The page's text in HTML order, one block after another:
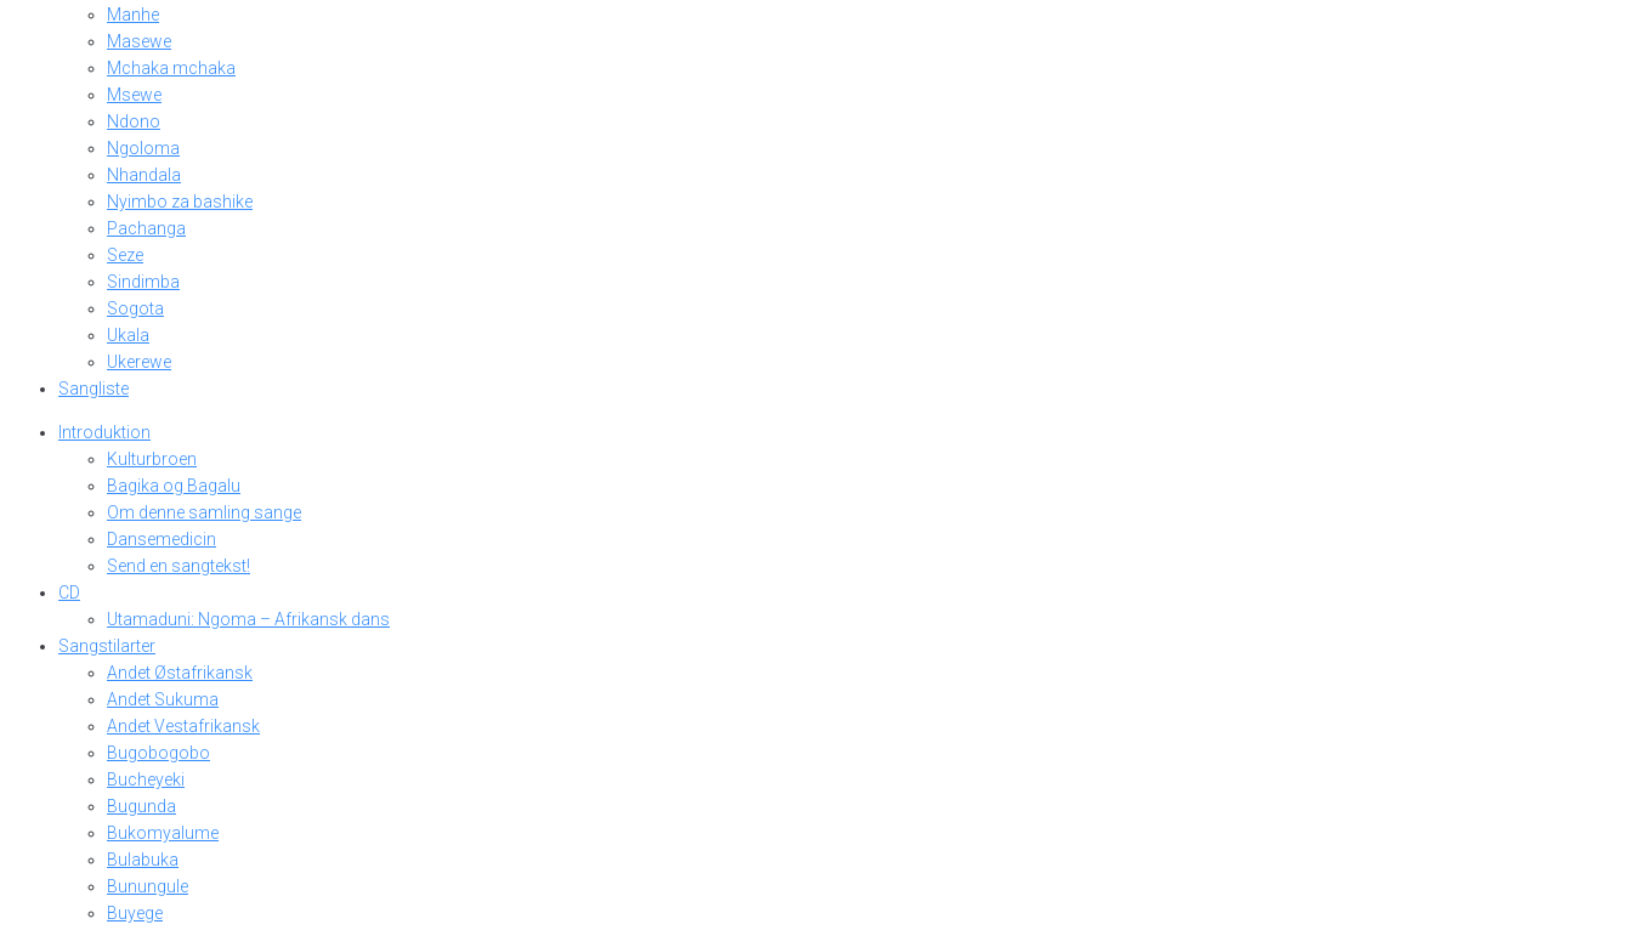
Manhe
Masewe
Mchaka mchaka
Msewe
Ndono
Ngoloma
Nhandala
Nyimbo za bashike
Pachanga
Seze
Sindimba
Sogota
Ukala
Ukerewe
Sangliste
Introduktion
Kulturbroen
Bagika og Bagalu
Om denne samling sange
Dansemedicin
Send en sangtekst!
CD
Utamaduni: Ngoma – Afrikansk dans
Sangstilarter
Andet Østafrikansk
Andet Sukuma
Andet Vestafrikansk
Bugobogobo
Bucheyeki
Bugunda
Bukomyalume
Bulabuka
Bunungule
Buyege